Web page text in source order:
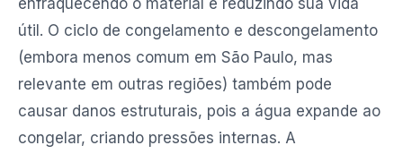
enfraquecendo o material e reduzindo sua vida
útil. O ciclo de congelamento e descongelamento
(embora menos comum em São Paulo, mas
relevante em outras regiões) também pode
causar danos estruturais, pois a água expande ao
congelar, criando pressões internas. A